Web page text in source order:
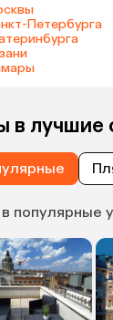
Петербурга
в лучшие
популярные